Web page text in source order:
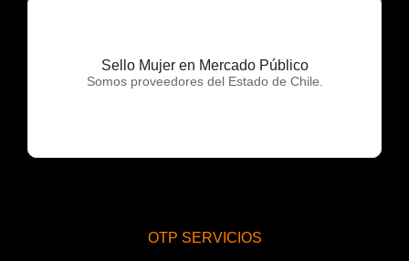
Sello Mujer en Mercado Público
Somos proveedores del Estado de Chile.
OTP Servicios
OTP SERVICIOS